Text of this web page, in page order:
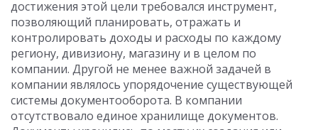
достижения этой цели требовался инструмент,
позволяющий планировать, отражать и
контролировать доходы и расходы по каждому
региону, дивизиону, магазину и в целом по
компании. Другой не менее важной задачей в
компании являлось упорядочение существующей
системы документооборота. В компании
отсутствовало единое хранилище документов.